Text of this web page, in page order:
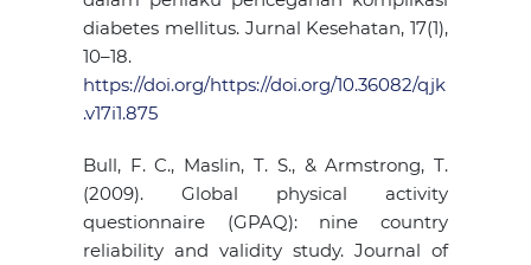
diabetes mellitus. Jurnal Kesehatan, 17(1),
10–18.
https://doi.org/https://doi.org/10.36082/qjk
.v17i1.875
Bull, F. C., Maslin, T. S., & Armstrong, T.
(2009). Global physical activity
questionnaire (GPAQ): nine country
reliability and validity study. Journal of